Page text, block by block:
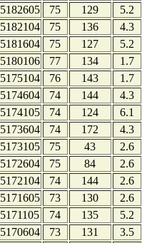
75 129
5.2
75 136
4.3
75 127
5.2
77 134
1.7
76 143
1.7
74 144
4.3
74 124
6.1
74 172
4.3
75 43
2.6
75 84
2.6
74 144
2.6
73 130
2.6
74 135
5.2
73 131
3.5